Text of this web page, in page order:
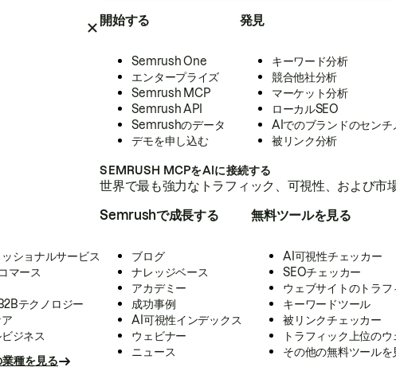
開始する
Semrush One
エンタープライズ
Semrush MCP
Semrush API
Semrushのデータ
デモを申し込む
発見
キーワード分析
競合他社分析
マーケット分析
ローカルSEO
AIでのブランドのセンチ
被リンク分析
SEMRUSH MCPをAIに接続する
世界で最も強力なトラフィック、可視性、および
ショナルサービス
マース
テクノロジー
ジネス
種を見る
Semrushで成長する
ブログ
ナレッジベース
アカデミー
成功事例
AI可視性インデックス
ウェビナー
ニュース
無料ツールを見る
AI可視性チェッカー
SEOチェッカー
ウェブサイトのトラ
キーワードツール
被リンクチェッカー
トラフィック上位の
その他の無料ツールを